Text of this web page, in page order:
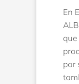
En
por